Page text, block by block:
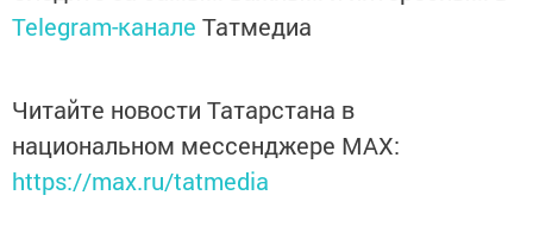
Telegram-канале Татмедиа
Читайте новости Татарстана в
национальном мессенджере MАХ:
https://max.ru/tatmedia